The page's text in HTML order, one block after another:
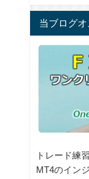
当ブログ
トレード練
MT4のイン